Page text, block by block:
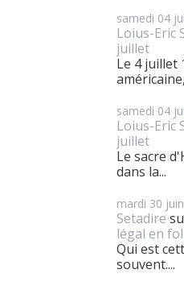
samedi 04
Loius-Eric
juillet
Le 4 juillet
samedi 04
Loius-Eric
juillet
Le sacre
dans la...
mardi 30
Setadire
légal en
Qui est
souvent....